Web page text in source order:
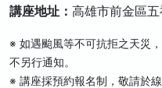
講座地址： 高雄市前金區
※ 如遇颱風等不可抗拒之天災
不另行通知。
※ 講座採預約報名制，敬請於